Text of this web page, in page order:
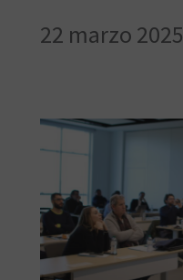
22 marzo 2025